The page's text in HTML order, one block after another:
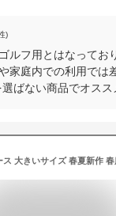
)
ルフ用とはなってお
家庭内での利用では
ばない商品でオスス